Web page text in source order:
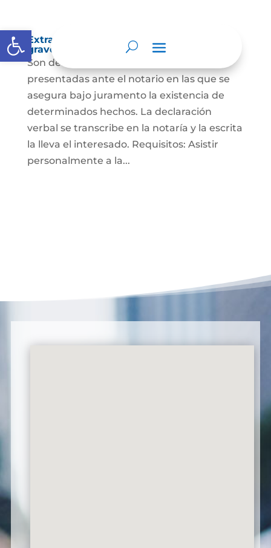
Abrir barra de herramientas
Extra-proceso o declaración bajo la
gravedad de juramento
Son declaraciones verbales o escritas
presentadas ante el notario en las que se
asegura bajo juramento la existencia de
determinados hechos. La declaración
verbal se transcribe en la notaría y la escrita
la lleva el interesado. Requisitos: Asistir
personalmente a la...